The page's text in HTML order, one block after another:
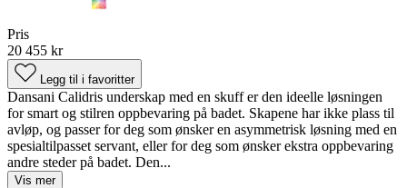
Pris
20 455 kr
Legg til i favoritter
Dansani Calidris underskap med en skuff er den ideelle løsningen
for smart og stilren oppbevaring på badet. Skapene har ikke plass til
avløp, og passer for deg som ønsker en asymmetrisk løsning med en
spesialtilpasset servant, eller for deg som ønsker ekstra oppbevaring
andre steder på badet. Den...
Vis mer